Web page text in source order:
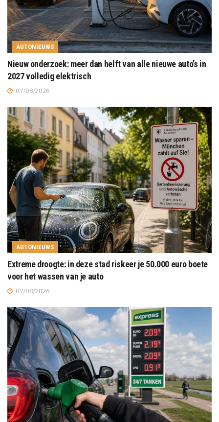
AUTONIEUWS
Nieuw onderzoek: meer dan helft van alle nieuwe auto’s in
2027 volledig elektrisch
07/08/2026
AUTONIEUWS
Extreme droogte: in deze stad riskeer je 50.000 euro boete
voor het wassen van je auto
07/08/2026